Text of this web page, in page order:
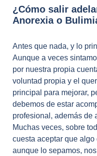
¿Cómo salir
Anorexia o
Antes que nada, y lo
Aunque a veces
por nuestra propia
voluntad propia y el
principal para mejorar,
debemos de estar
profesional, además de
Muchas veces, sobre
cuesta aceptar que
aunque lo sepamos,